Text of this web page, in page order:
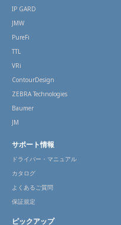
IP GARD
JMW
PureFi
TTL
VRi
ContourDesign
ZEBRA Technologies
Baumer
JM
サポート情報
ドライバー・マニュアル
カタログ
よくあるご質問
保証規定
ピックアップ